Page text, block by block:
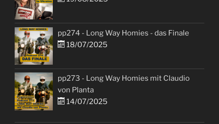
pp274 - Long Way Homies - das Finale
18/07/2025
pp273 - Long Way Homies mit Claudio
von Planta
14/07/2025